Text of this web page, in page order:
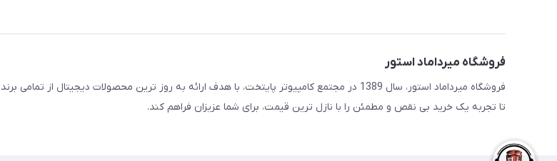
فروشگاه میرداماد استور
فروشگاه میرداماد استور، سال 1389 در مجتمع کامپیوتر پایتخت، با هدف ارائه به روز ترین محصولات دیجیتال
تا تجربه یک خرید بی نقص و مطمئن را با نازل ترین قیمت، برای شما عزیزان فراهم کند.